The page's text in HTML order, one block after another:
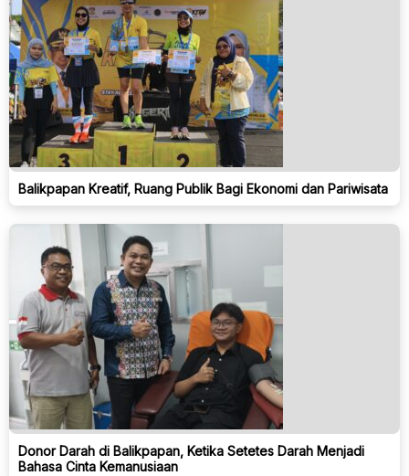
Balikpapan Kreatif, Ruang Publik Bagi Ekonomi dan Pariwisata
Donor Darah di Balikpapan, Ketika Setetes Darah Menjadi
Bahasa Cinta Kemanusiaan